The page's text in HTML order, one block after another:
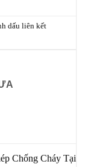
dấuliên kết
Chống Cháy Tại